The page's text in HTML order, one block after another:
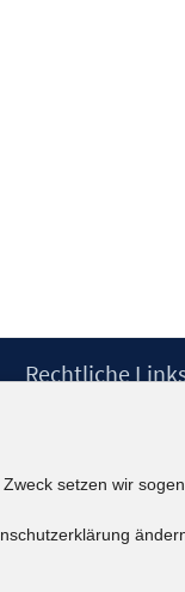
Rechtliche
Erklärung zur
setzen wir